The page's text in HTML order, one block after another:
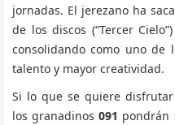
jornadas. El jerezano ha
de los discos (“Tercer
consolidando como uno de
talento y mayor creatividad.
Si lo que se quiere
los granadinos091 pondrán